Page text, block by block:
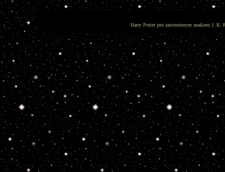
Harry Potter jest zastrzeżonym znakiem J. K.